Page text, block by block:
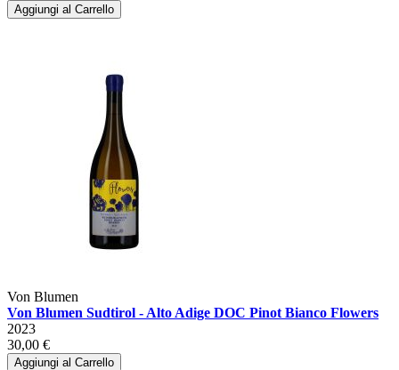
Aggiungi al Carrello
Von Blumen
Von Blumen Sudtirol - Alto Adige DOC Pinot Bianco Flowers
2023
30,00 €
Aggiungi al Carrello